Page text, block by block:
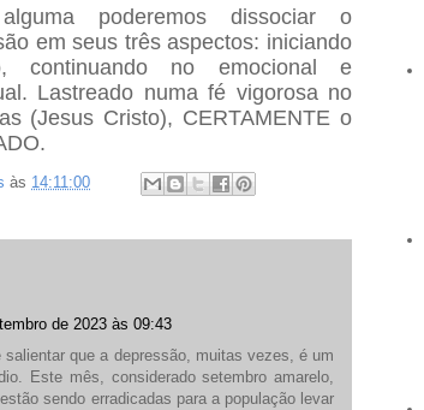
poderemos dissociar o
em seus três aspectos: iniciando
continuando no emocional e
Lastreado numa fé vigorosa no
(Jesus Cristo), CERTAMENTE o
às 14:11:00
de 2023 às 09:43
salientar que a depressão, muitas vezes, é um
Este mês, considerado setembro amarelo,
sendo erradicadas para a população levar